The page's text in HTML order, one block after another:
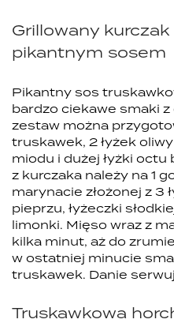
Grillowany
pikantnym sosem
Pikantny sos
bardzo ciekawe smaki
zestaw można
truskawek, 2 łyżek
miodu i dużej łyżki
z kurczaka należy na 1
marynacie złożonej z 3
pieprzu, łyżeczki
limonki. Mięso wraz z
kilka minut, aż do
w ostatniej minucie
truskawek. Danie
Truskawkowa